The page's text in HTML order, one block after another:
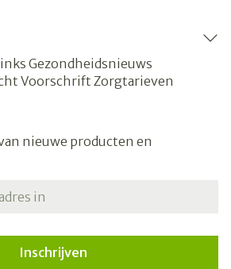
Gezondheidsnieuws
Voorschrift Zorgtarieven
nieuwe producten en
Inschrijven